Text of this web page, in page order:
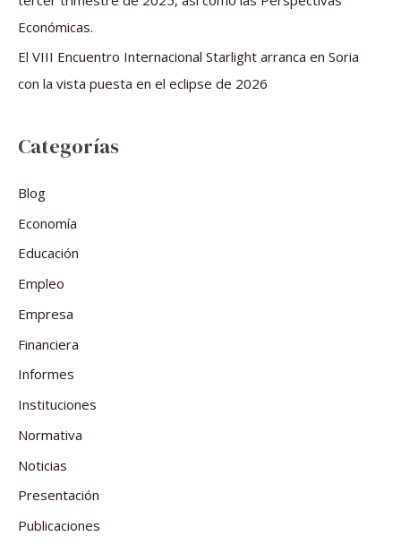
Económicas.
El VIII Encuentro Internacional Starlight arranca en Soria
con la vista puesta en el eclipse de 2026
Categorías
Blog
Economía
Educación
Empleo
Empresa
Financiera
Informes
Instituciones
Normativa
Noticias
Presentación
Publicaciones